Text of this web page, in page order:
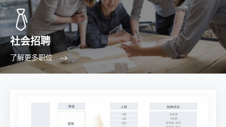
社会招聘
了解更多职位